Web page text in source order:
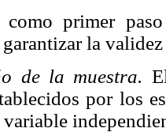
como primer
la
de la muestra.
por los
variable